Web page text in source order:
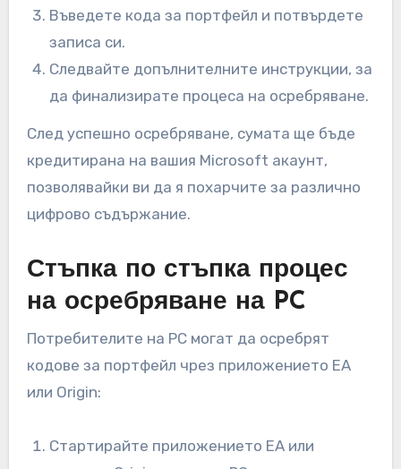
Въведете кода за портфейл и потвърдете
записа си.
Следвайте допълнителните инструкции, за
да финализирате процеса на осребряване.
След успешно осребряване, сумата ще бъде
кредитирана на вашия Microsoft акаунт,
позволявайки ви да я похарчите за различно
цифрово съдържание.
Стъпка по стъпка процес
на осребряване на PC
Потребителите на PC могат да осребрят
кодове за портфейл чрез приложението EA
или Origin:
Стартирайте приложението EA или